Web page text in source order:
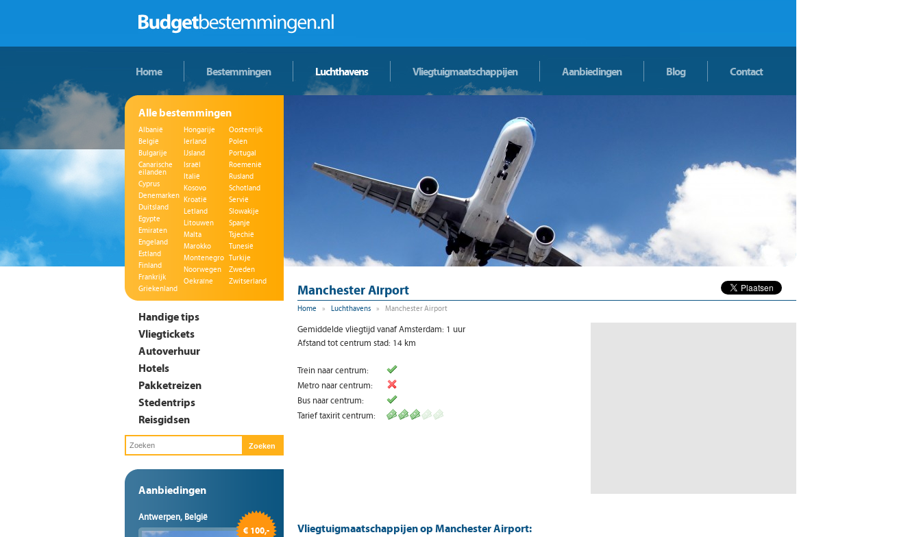
Home Bestemmingen Luchthavens Vliegtuigmaatschappijen Aanbiedingen Blog Contact
Alle bestemmingen
Albanië
België
Bulgarije
Canarische
eilanden
Cyprus
Denemarken
Duitsland
Egypte
Emiraten
Engeland
Estland
Finland
Frankrijk
Griekenland
Hongarije
Ierland
IJsland
Israël
Italië
Kosovo
Kroatië
Letland
Litouwen
Malta
Marokko
Montenegro
Noorwegen
Oekraïne
Oostenrijk
Polen
Portugal
Roemenië
Rusland
Schotland
Servië
Slowakije
Spanje
Tsjechië
Tunesië
Turkije
Zweden
Zwitserland
Handige tips
Vliegtickets
Autoverhuur
Hotels
Pakketreizen
Stedentrips
Reisgidsen
Aanbiedingen
Antwerpen, België
€ 100,-
Manchester Airport
Home » Luchthavens » Manchester Airport
Gemiddelde vliegtijd vanaf Amsterdam: 1 uur
Afstand tot centrum stad: 14 km
Trein naar centrum:
Metro naar centrum:
Bus naar centrum:
Tarief taxirit centrum:
Vliegtuigmaatschappijen op Manchester Airport: